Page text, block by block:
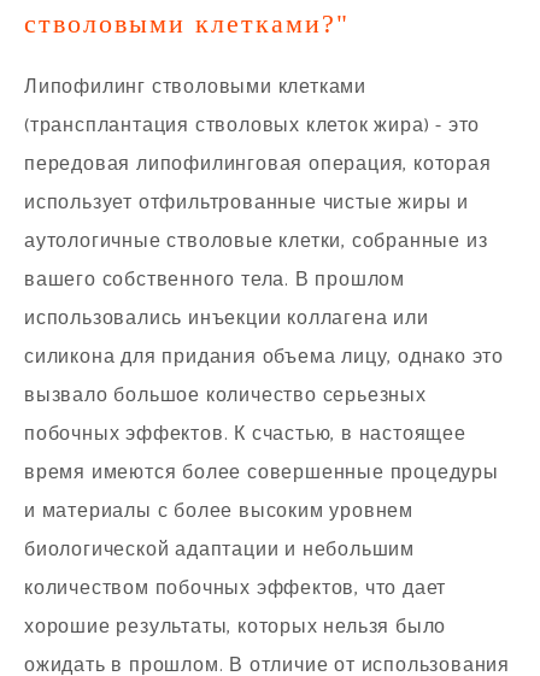
стволовыми клетками?"
Липофилинг стволовыми клетками
(трансплантация стволовых клеток жира) - это
передовая липофилинговая операция, которая
использует отфильтрованные чистые жиры и
аутологичные стволовые клетки, собранные из
вашего собственного тела. В прошлом
использовались инъекции коллагена или
силикона для придания объема лицу, однако это
вызвало большое количество серьезных
побочных эффектов. К счастью, в настоящее
время имеются более совершенные процедуры
и материалы с более высоким уровнем
биологической адаптации и небольшим
количеством побочных эффектов, что дает
хорошие результаты, которых нельзя было
ожидать в прошлом. В отличие от использования